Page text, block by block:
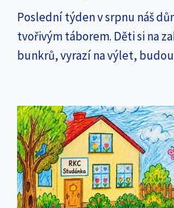
Poslední týden v srpnu náš
tvořivým táborem. Děti si na
bunkrů, vyrazí na výlet,